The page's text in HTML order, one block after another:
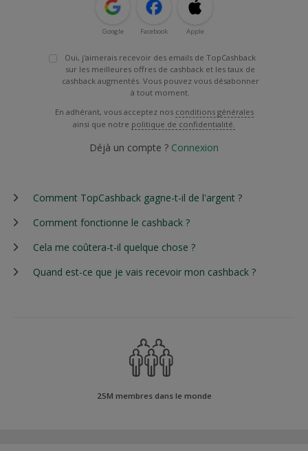
Google Facebook Apple
Oui, j'aimerais recevoir des emails de TopCashback
sur les meilleures offres de cashback et les taux de
cashback augmentés. Vous pouvez vous désabonner
à tout moment.
En adhérant, vous acceptez nos conditions générales
ainsi que notre politique de confidentialité.
Déjà un compte ? Connexion
Comment TopCashback gagne-t-il de l'argent ?
Comment fonctionne le cashback ?
Cela me coûtera-t-il quelque chose ?
Quand est-ce que je vais recevoir mon cashback ?
25M membres dans le monde